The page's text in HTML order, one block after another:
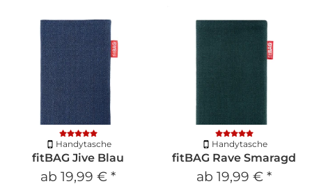
Handytasche
fitBAG Jive Blau
ab 19,99 € *
Handytasche
fitBAG Rave Smaragd
ab 19,99 € *